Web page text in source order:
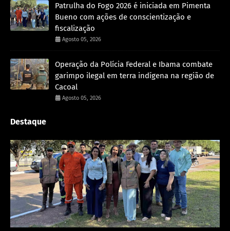
Patrulha do Fogo 2026 é iniciada em Pimenta
Bueno com ações de conscientização e
fiscalização
Agosto 05, 2026
Operação da Polícia Federal e Ibama combate
garimpo ilegal em terra indígena na região de
Cacoal
Agosto 05, 2026
Destaque